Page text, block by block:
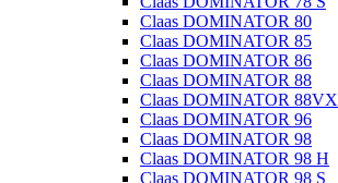
Claas DOMINATOR 80
Claas DOMINATOR 85
Claas DOMINATOR 86
Claas DOMINATOR 88
Claas DOMINATOR 88VX
Claas DOMINATOR 96
Claas DOMINATOR 98
Claas DOMINATOR 98 H
Claas DOMINATOR 98 S